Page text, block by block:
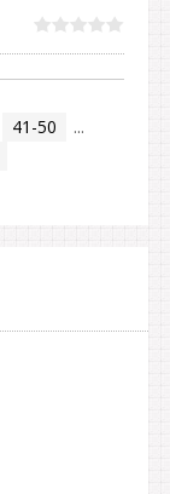
41-50
...